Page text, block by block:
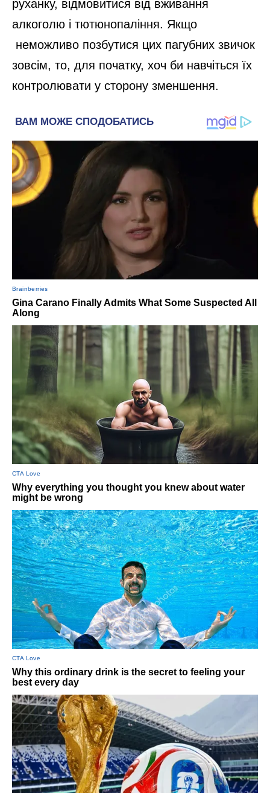
руханку, відмовитися від вживання
алкоголю і тютюнопаління. Якщо
неможливо позбутися цих пагубних звичок
зовсім, то, для початку, хоч би навчіться їх
контролювати у сторону зменшення.